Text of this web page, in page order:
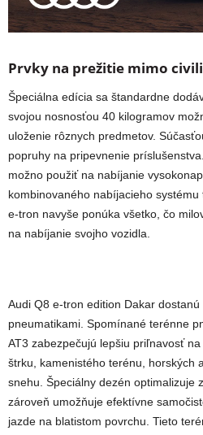
Prvky na prežitie mimo
Špeciálna edícia sa štandardne
svojou nosnosťou 40 kilogramov
uloženie rôznych predmetov.
popruhy na pripevnenie
možno použiť na nabíjanie
kombinovaného nabíjacieho systému
e-tron navyše ponúka všetko, čo
na nabíjanie svojho vozidla.
Audi Q8 e-tron edition Dakar
pneumatikami. Spomínané terénne
AT3 zabezpečujú lepšiu priľnavosť
štrku, kamenistého terénu, horských
snehu. Špeciálny dezén optimalizuje
zároveň umožňuje efektívne
jazde na blatistom povrchu. Tieto